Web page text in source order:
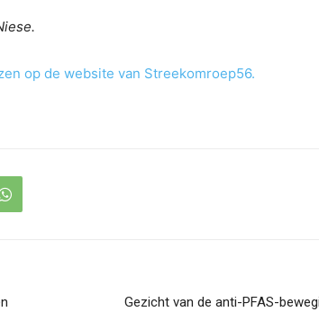
op de website van Streekomroep56.
Gezicht van de anti-PFAS-